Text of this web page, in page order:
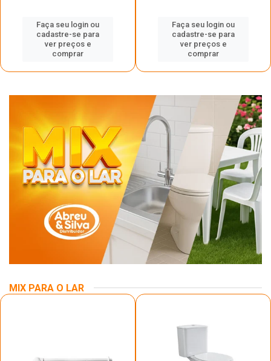
Faça seu login ou
cadastre-se para
ver preços e
comprar
Faça seu login ou
cadastre-se para
ver preços e
comprar
MIX PARA O LAR